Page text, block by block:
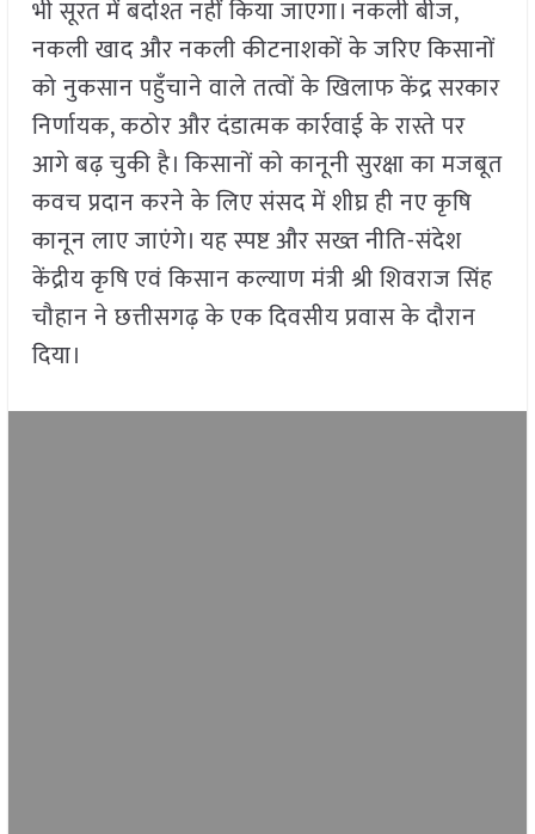
भी सूरत में बर्दाश्त नहीं किया जाएगा। नकली बीज,
नकली खाद और नकली कीटनाशकों के जरिए किसानों
को नुकसान पहुँचाने वाले तत्वों के खिलाफ केंद्र सरकार
निर्णायक, कठोर और दंडात्मक कार्रवाई के रास्ते पर
आगे बढ़ चुकी है। किसानों को कानूनी सुरक्षा का मजबूत
कवच प्रदान करने के लिए संसद में शीघ्र ही नए कृषि
कानून लाए जाएंगे। यह स्पष्ट और सख्त नीति-संदेश
केंद्रीय कृषि एवं किसान कल्याण मंत्री श्री शिवराज सिंह
चौहान ने छत्तीसगढ़ के एक दिवसीय प्रवास के दौरान
दिया।